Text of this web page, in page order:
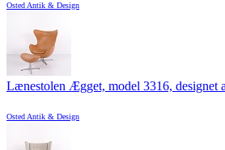
Osted Antik & Design
Lænestolen Ægget, model 3316, designet
Osted Antik & Design